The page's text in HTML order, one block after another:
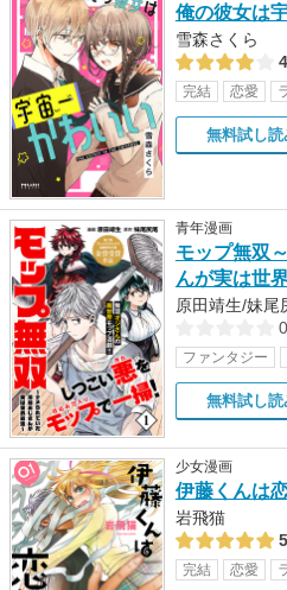
俺の彼女は
雪森さくら
完結 恋愛
無料試し読
青年漫画
モップ無双
んが実は世
原田靖生/妹尾
ファンタジー
無料試し読
少女漫画
伊藤くんは
岩飛猫
完結 恋愛